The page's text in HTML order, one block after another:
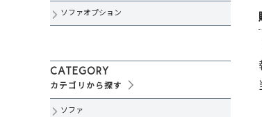
ソファオプション
CATEGORY
カテゴリから探す
ソファ